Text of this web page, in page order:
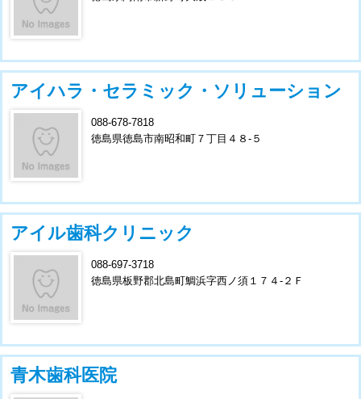
アイハラ・セラミック・ソリューション
088-678-7818
徳島県徳島市南昭和町７丁目４８-５
アイル歯科クリニック
088-697-3718
徳島県板野郡北島町鯛浜字西ノ須１７４-２Ｆ
青木歯科医院